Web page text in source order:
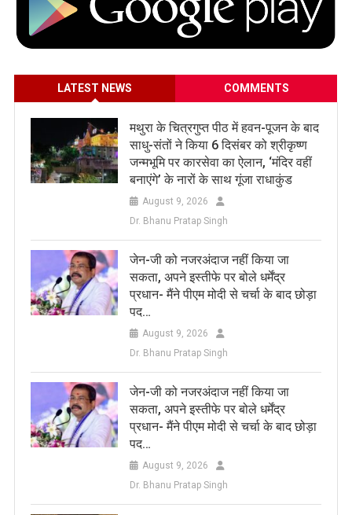
LATEST NEWS COMMENTS
मथुरा के चित्रगुप्त पीठ में हवन-पूजन के बाद
साधु-संतों ने किया 6 दिसंबर को श्रीकृष्ण
जन्मभूमि पर कारसेवा का ऐलान, ‘मंदिर वहीं
बनाएंगे’ के नारों के साथ गूंजा राधाकुंड
August 9, 2026
Dr. Bhanu Pratap Singh
जेन-जी को नजरअंदाज नहीं किया जा
सकता, अपने इस्तीफे पर बोले धर्मेंद्र
प्रधान- मैंने पीएम मोदी से चर्चा के बाद छोड़ा
पद…
August 9, 2026
Dr. Bhanu Pratap Singh
जेन-जी को नजरअंदाज नहीं किया जा
सकता, अपने इस्तीफे पर बोले धर्मेंद्र
प्रधान- मैंने पीएम मोदी से चर्चा के बाद छोड़ा
पद…
August 9, 2026
Dr. Bhanu Pratap Singh